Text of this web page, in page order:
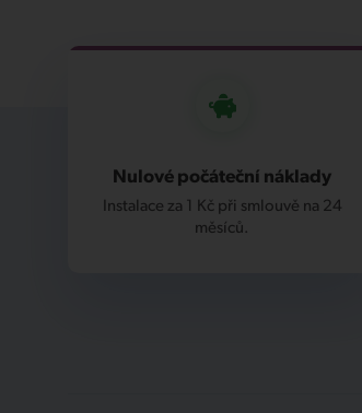
Nulové počáteční náklady
Instalace za 1 Kč při smlouvě na 24
měsíců.